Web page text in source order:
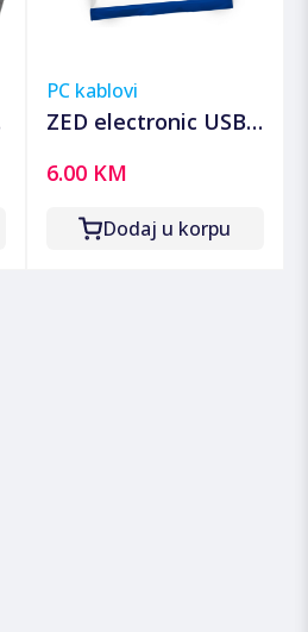
PC kablovi
ZED electronic USB
dužina 1.8 metara -
USBC/1,8
6.00 KM
Dodaj u korpu